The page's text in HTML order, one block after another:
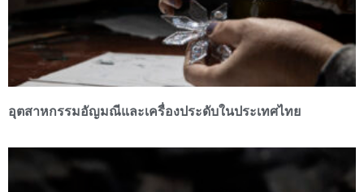
อุตสาหกรรมอัญมณีและเครื่องประดับในประเทศไทย